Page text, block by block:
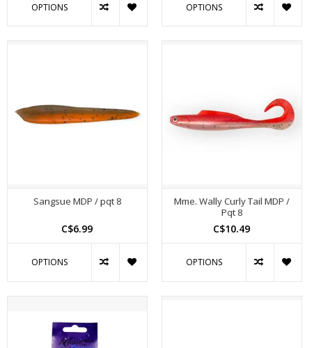
OPTIONS OPTIONS
Sangsue MDP / pqt 8
C$6.99
OPTIONS
Mme. Wally Curly Tail MDP /
Pqt 8
C$10.49
OPTIONS